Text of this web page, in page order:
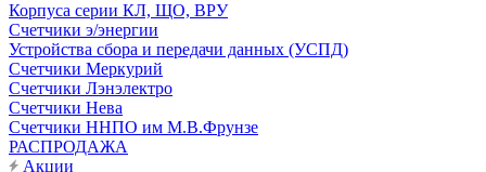
Корпуса серии КЛ, ЩО, ВРУ
Счетчики э/энергии
Устройства сбора и передачи данных (УСПД)
Счетчики Меркурий
Счетчики Лэнэлектро
Счетчики Нева
Счетчики ННПО им М.В.Фрунзе
РАСПРОДАЖА
Акции